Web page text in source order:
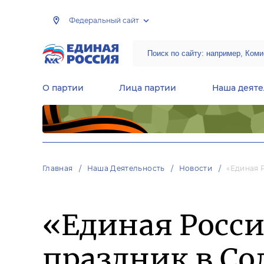
Федеральный сайт
О партии Лица партии Наша
Главная Наша Деятельность Новости «Единая
«Единая